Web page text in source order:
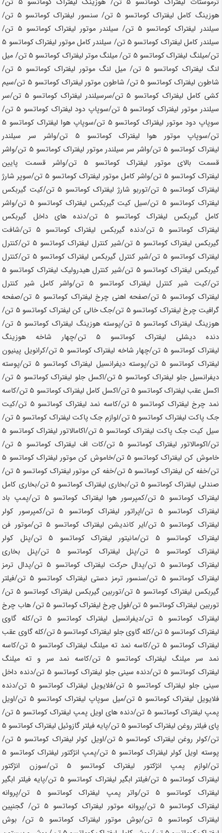
هوزینگ کامل لیفتراک کوماتسو
/ سنسور لیفتراک کوماتسو 5 تن
/
سیلندر لیفتراک کوماتسو
/ سیلندر موتور لیفتراک کوماتسو 5 تن
/
سیلندر کامل لیفتراک کوماتسو
/ سیلندر کامل موتور لیفتراک کوماتسو 5
تن/میلنگ لیفتراک کوماتسو 5 تن / میلنگ موتر لیفتراک کوماتسو
/ میل
لنگ لیفتراک کوماتسو 5 تن / میل لنگ موتور لیفتراک کوماتسو
/
شاطون لیفتراک کوماتسو
/ شاطون موتور لیفتراک کوماتسو
/سیم
کشی کامل لیفتراک کوماتسو
/سرسیلندر لیفتراک کوماتسو
/سر
سیلندر موتور لیفتراک کوماتسو 5 تن /سوپاپ دود لیفتراک کوماتسو
/
سوپاپ دود موتور لیفتراک کوماتسو 5 تن /سوپاپ هوا لیفتراک کوماتسو 5
تن/سوپاپ موتور هوا لیفتراک کوماتسو 5 تن
/واشر سر سیلندر
لیفتراک کوماتسو
/واشر سر سیلندر موتور لیفتراک کوماتسو 5 تن
/واشر
قسمت بالای موتور لیفتراک کوماتسو 5 تن
/واشر قسمت پایین
لیفتراک کوماتسو 5 تن /واشر کامل موتور لیفتراک کوماتسو
/سوپر شارژ
لیفتراک کوماتسو 5 تن /توربو شارژ لیفتراک کوماتسو
/کیت گیربکس
لیفتراک کوماتسو
/سیل کیت گیربکس لیفتراک کوماتسو
/واشر
کامل گیربکس لیفتراک کوماتسو 5 تن
/دنده های داخل گیربکس
لیفتراک کوماتسو
/دنده گیربکس لیفتراک کوماتسو
/شافت
گیربکس لیفتراک کوماتسو 5 تن /شیر کنترل لیفتراک کوماتسو
/کنترل
لیفتراک کوماتسو 5 تن /شیر کنترل گیربکس لیفتراک کوماتسو
/کنترل
گیربکس لیفتراک کوماتسو 5 تن /شیر کنترل هیدرولیک لیفتراک کوماتسو 5
تن/کیت شیر کنترل لیفتراک کوماتسو
/واشر کامل شیر کنترل
لیفتراک کوماتسو
/صفحه اهنی چرخ لیفتراک کوماتسو
/صفحه
گرافیت چرخ لیفتراک کوماتسو 5 تن /جک خالی کن لیفتراک کوماتسو 5 تن
/
هوزینگ لیفتراک کوماتسو 5 تن /پوسته هوزینگ لیفتراک کوماتسو 5 تن
/
دنده دیشلی لیفتراک کوماتسو 5 تن
/چهار شاخه هوزینگ
لیفتراک کوماتسو 5 تن /چهار شاخه لیفتراک کوماتسو
/کرانویل پینیون
لیفتراک کوماتسو
/پوسته دیفرانسیل لیفتراک کوماتسو 5 تن
/پوسته
دیفرانسیل جلو لیفتراک کوماتسو
/اکسل جلو لیفتراک کوماتسو
/
اکسل عقب لیفتراک کوماتسو 5 تن /اکسل کامل لیفتراک کوماتسو
/کاسه
نمد چرخ لیفتراک کوماتسو 5 تن /کاسه نمد لیفتراک کوماتسو 5 تن
/کیت
جک پاکت لیفتراک کوماتسو
/لوازم جک پاکت لیفتراک کوماتسو 5 تن
/
سیل کیت جک پاکت لیفتراک کوماتسو 5 تن /اکامالاتور لیفتراک کوماتسو 5
تن/اکومالاتور لیفتراک کوماتسو 5 تن /کات اف لیفتراک کوماتسو
/
خاموش کن لیفتراک کوماتسو 5 تن /خاموش کن موتور لیفتراک کوماتسو 5
تن/خفه کن لیفتراک کوماتسو 5 تن /خفه کن موتور لیفتراک کوماتسو
/
صندلی لیفتراک کوماتسو
/بخاری لیفتراک کوماتسو 5 تن
/بخاری کامل
لیفتراک کوماتسو
/کمپرسور هوا لیفتراک کوماتسو 5 تن
/پمپ باد
لیفتراک کوماتسو 5 تن /اپراتور لیفتراک کوماتسو
/کمپرسور کولر
لیفتراک کوماتسو
/ایر کاندیشن لیفتراک کوماتسو 5 تن
/موتور فن
لیفتراک کوماتسو 5 تن /مانیتور لیفتراک کوماتسو
/پنل کولر
لیفتراک کوماتسو
/پنل لیفتراک کوماتسو
/پنل بخاری
لیفتراک کوماتسو 5 تن /پدال حرکت لیفتراک کوماتسو
/پدال ترمز
لیفتراک کوماتسو 5 تن /سنسور ترمز دستی لیفتراک کوماتسو 5 تن
/فیلتر
گیربکس لیفتراک کوماتسو
/توربین گیربکس لیفتراک کوماتسو
/
توربین لیفتراک کوماتسو 5 تن /فول چرخ لیفتراک کوماتسو
/ هاب چرخ
لیفتراک کوماتسو 5 تن /دیفرانسیل لیفتراک کوماتسو
/کله گاوی
لیفتراک کوماتسو
/کله گاوی جلو لیفتراک کوماتسو
/کله گاوی عقب
لیفتراک کوماتسو
/کاسه نمد ته میلنگ لیفتراک کوماتسو 5 تن
/کاسه
نمد سر میلنگ لیفتراک کوماتسو 5 تن
/کاسه نمد سر و ته میلنگ
لیفتراک کوماتسو
/دنده سینی جلو لیفتراک کوماتسو 5 تن
/دنده داخل
سینی جلو لیفتراک کوماتسو 5 تن /فلایویل لیفتراک کوماتسو 5 تن
/دنده
فلایویل لیفتراک کوماتسو 5 تن /میل سوپاپ لیفتراک کوماتسو 5 تن
/اویل
پمپ لیفتراک کوماتسو 5 تن /دنده های اویل پمپ لیفتراک کوماتسو
/
پای فیلتر روغن لیفتراک کوماتسو 5 تن /پایه فیلتر گازوئیل لیفتراک کوماتسو 5
تن/کولر روغن لیفتراک کوماتسو 5 تن /اویل کولر لیفتراک کوماتسو 5 تن
/
پوسته اویل کولر لیفتراک کوماتسو 5 تن /پمپ انژکتور لیفتراک کوماتسو 5
تن/لوازم پمپ انژکتور لیفتراک کوماتسو 5 تن
/سوزن انژکتور
لیفتراک کوماتسو 5 تن /فیلتر ابگیر لیفتراک کوماتسو 5 تن
/پایه فیلتر ابگیر
لیفتراک کوماتسو
/واتر پمپ لیفتراک کوماتسو 5 تن
/پروانه
لیفتراک کوماتسو 5 تن /پروانه موتور لیفتراک کوماتسو
/ گجنپین
لیفتراک کوماتسو
/بوش موتور لیفتراک کوماتسو
/ بوش